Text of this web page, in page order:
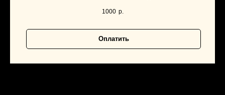
1000 р.
Оплатить